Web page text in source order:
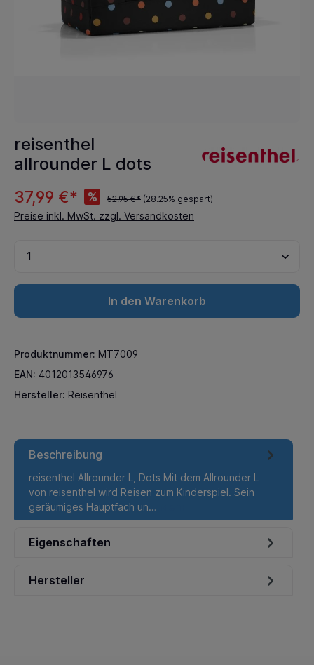
reisenthel
allrounder L dots
37,99 €* % 52,95 €* (28.25% gespart)
Preise inkl. MwSt. zzgl. Versandkosten
In den Warenkorb
Produktnummer: MT7009
EAN: 4012013546976
Hersteller: Reisenthel
Beschreibung
reisenthel Allrounder L, Dots Mit dem Allrounder L
von reisenthel wird Reisen zum Kinderspiel. Sein
geräumiges Hauptfach un…
Eigenschaften
Hersteller